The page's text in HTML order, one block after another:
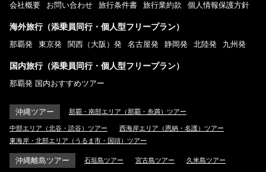
会社概要 お問い合わせ 旅行条件書 旅行業約款 個人情報保護方針
海外旅行（添乗員同行・個人型フリープラン）
那覇発 東京発 関西（大阪）発 名古屋発 静岡発 北陸発 九州発
国内旅行（添乗員同行・個人型フリープラン）
那覇発 国内おすすめツアー
沖縄ツアー 那覇・南部エリア（那覇・糸満）ツアー
中部エリア（北谷・読谷）ツアー
西海岸エリア（恩納・名護）ツアー
東海岸・北部エリア（うるま市・国頭）ツアー
沖縄離島ツアー 石垣島ツアー 宮古島ツアー 久米島ツアー